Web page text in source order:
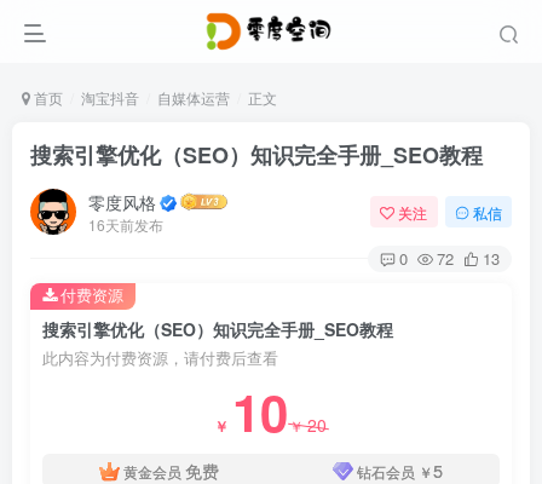
首页 淘宝抖音 自媒体运营 正文
搜索引擎优化（SEO）知识完全手册_SEO教程
零度风格
16天前发布
关注 私信
0 72 13
搜索引擎优化（SEO）知识完全手册_SEO教程
此内容为付费资源，请付费后查看
￥ 10￥20
黄金会员 免费 钻石会员 ￥5
付费资源